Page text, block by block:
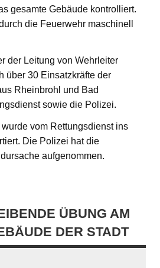
gesamte Gebäude kontrolliert.
die Feuerwehr maschinell
der Leitung von Wehrleiter
über 30 Einsatzkräfte der
Rheinbrohl und Bad
sowie die Polizei.
vom Rettungsdienst ins
Die Polizei hat die
aufgenommen.
ÜBUNG AM H
DER STADT